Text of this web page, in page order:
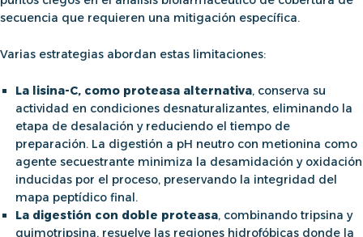
secuencia que requieren una mitigación específica.
Varias estrategias abordan estas limitaciones:
La lisina-C, como proteasa alternativa, conserva su
actividad en condiciones desnaturalizantes, eliminando la
etapa de desalación y reduciendo el tiempo de
preparación. La digestión a pH neutro con metionina como
agente secuestrante minimiza la desamidación y oxidación
inducidas por el proceso, preservando la integridad del
mapa peptídicofinal.
La digestión con doble proteasa, combinando tripsina y
quimotripsina, resuelve las regiones hidrofóbicas donde la